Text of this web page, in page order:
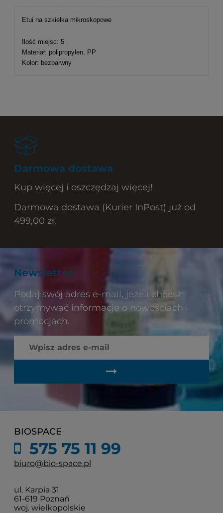
Etui na szkiełka mikroskopowe
Ilość miejsc: 5
Materiał: polipropylen, PP
Kolor: bezbarwny
Darmowa dostawa
Kup więcej i oszczędzaj więcej!
Darmowa dostawa (Kurier InPost) już od
499,00 zł.
Newsletter
Podaj swój adres e-mail, jeżeli chcesz
otrzymywać informacje o nowościach i
promocjach.
BIOSPACE
575 75 11 99
biuro@bio-space.pl
ul. Karpia 31
61-619 Poznań
woj. wielkopolskie